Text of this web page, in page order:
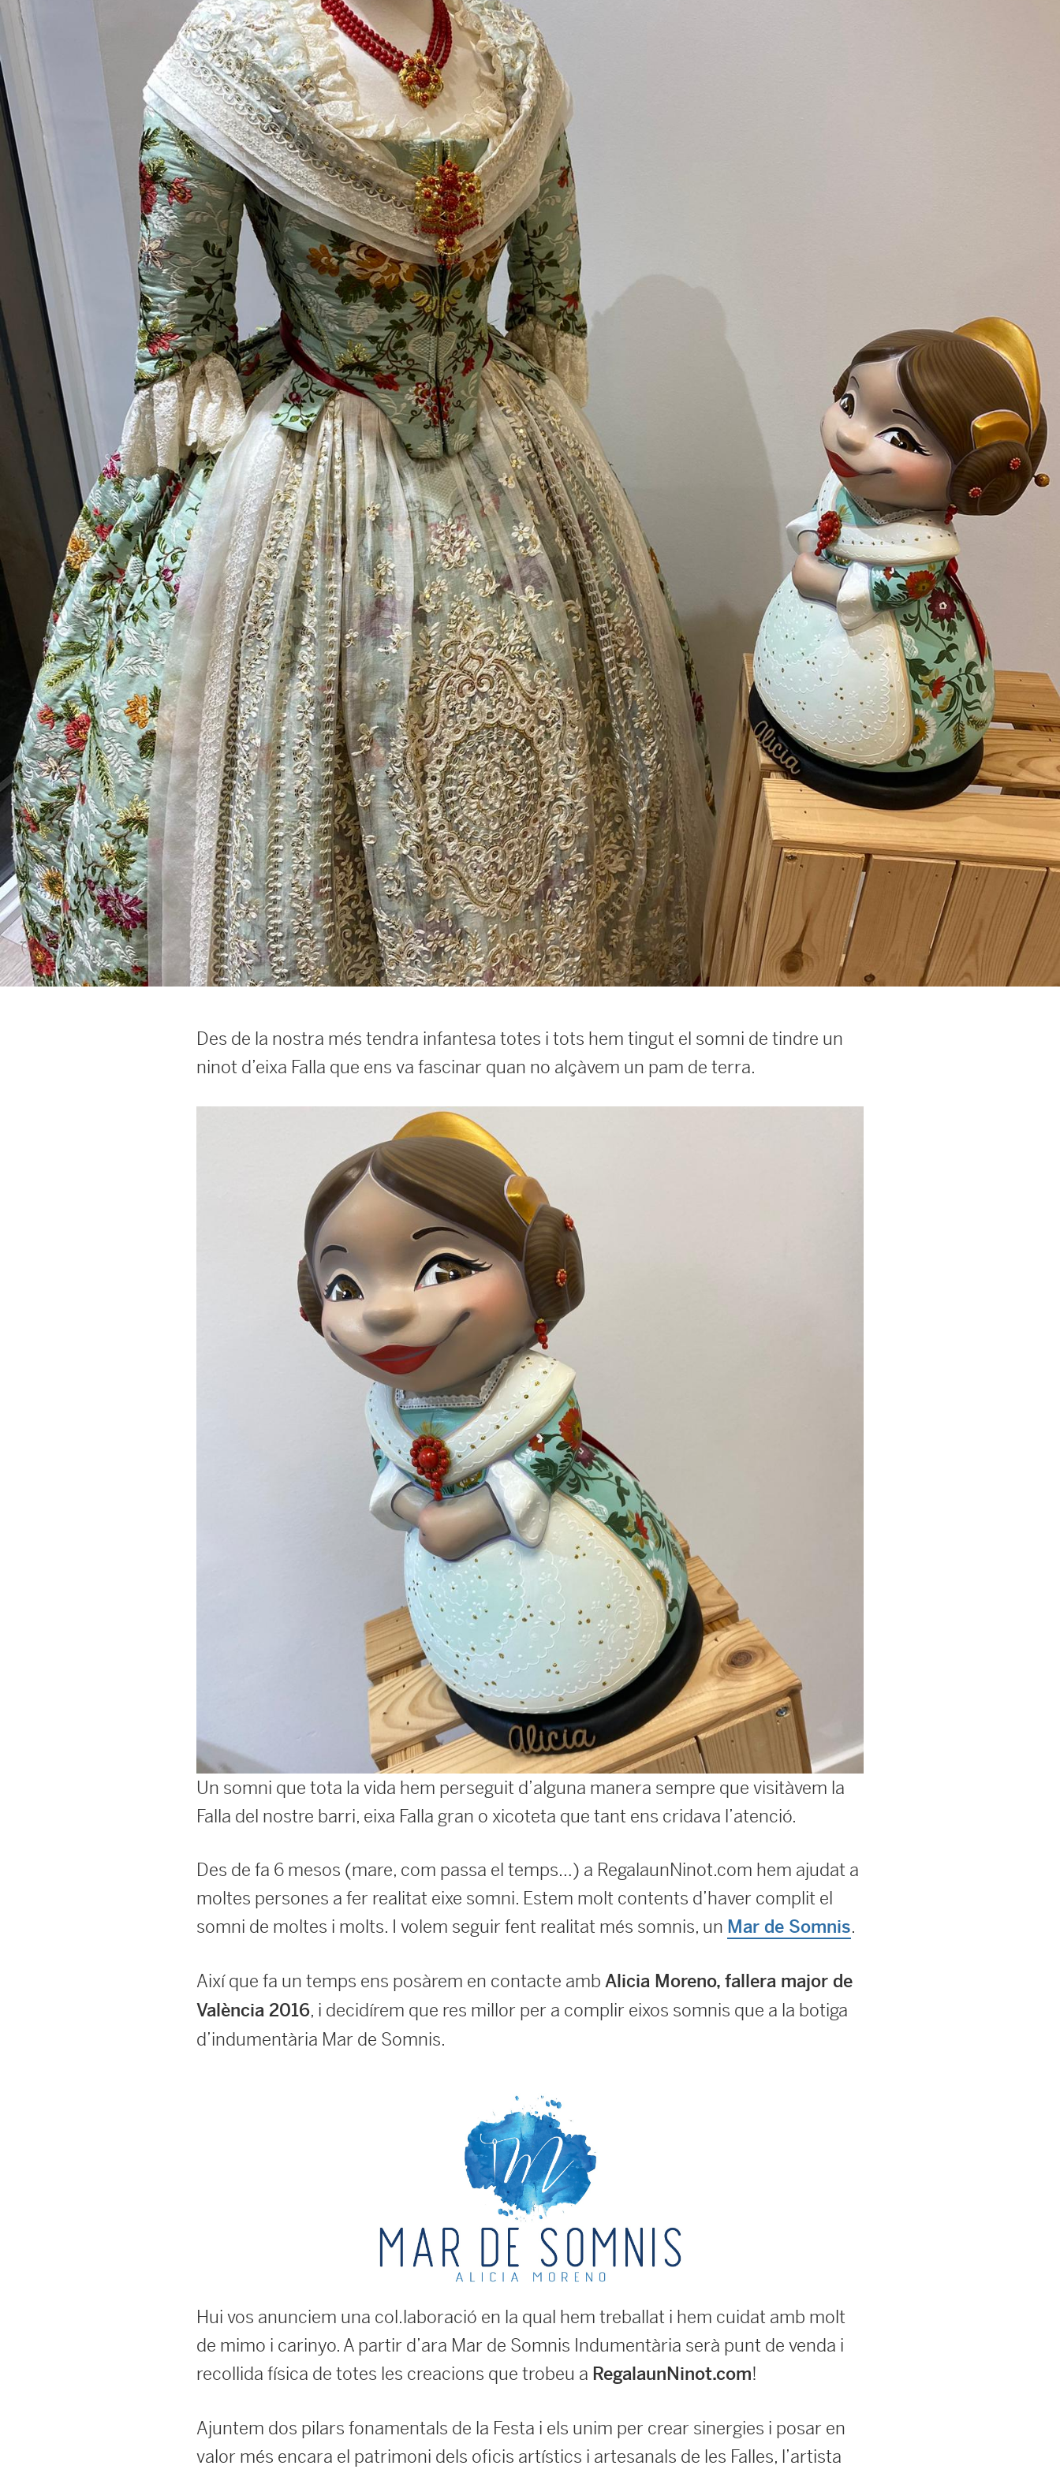
Des de la nostra més tendra infantesa totes i tots hem tingut el somni de tindre un
ninot d’eixa Falla que ens va fascinar quan no alçàvem un pam de terra.
Un somni que tota la vida hem perseguit d’alguna manera sempre que visitàvem la
Falla del nostre barri, eixa Falla gran o xicoteta que tant ens cridava l’atenció.
Des de fa 6 mesos (mare, com passa el temps…) a RegalaunNinot.com hem ajudat a
moltes persones a fer realitat eixe somni. Estem molt contents d’haver complit el
somni de moltes i molts. I volem seguir fent realitat més somnis, un Mar de Somnis.
Així que fa un temps ens posàrem en contacte amb Alicia Moreno, fallera major de
València 2016, i decidírem que res millor per a complir eixos somnis que a la botiga
d’indumentària Mar de Somnis.
Hui vos anunciem una col.laboració en la qual hem treballat i hem cuidat amb molt
de mimo i carinyo. A partir d’ara Mar de Somnis Indumentària serà punt de venda i
recollida física de totes les creacions que trobeu a RegalaunNinot.com!
Ajuntem dos pilars fonamentals de la Festa i els unim per crear sinergies i posar en
valor més encara el patrimoni dels oficis artístics i artesanals de les Falles, l’artista